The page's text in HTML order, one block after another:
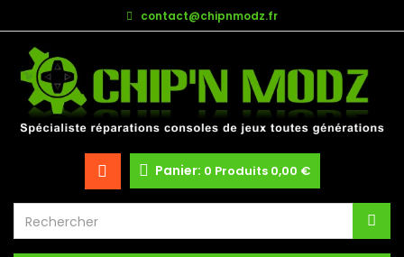
contact@chipnmodz.fr
Panier: 0 Produits 0,00 €